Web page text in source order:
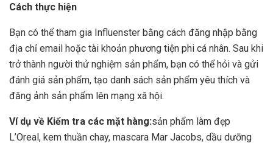
Cách thực hiện
Bạn có thể tham gia Influenster bằng cách đăng nhập bằng
địa chỉ email hoặc tài khoản phương tiện phi cá nhân. Sau khi
trở thành người thử nghiệm sản phẩm, bạn có thể hỏi và gửi
đánh giá sản phẩm, tạo danh sách sản phẩm yêu thích và
đăng ảnh sản phẩm lên mạng xã hội.
Ví dụ về Kiểm tra các mặt hàng:sản phẩm làm đẹp
L’Oreal, kem thuần chay, mascara Mar Jacobs, dầu dưỡng